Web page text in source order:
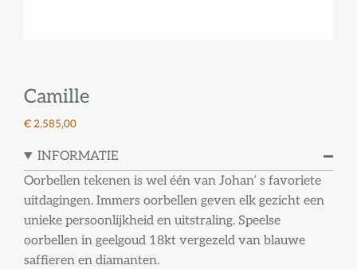
Camille
€ 2.585,00
INFORMATIE
Oorbellen tekenen is wel één van Johan’ s favoriete
uitdagingen. Immers oorbellen geven elk gezicht een
unieke persoonlijkheid en uitstraling. Speelse
oorbellen in geelgoud 18kt vergezeld van blauwe
saffieren en diamanten.